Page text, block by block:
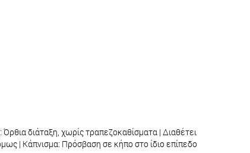
Όρθια διάταξη, χωρίς τραπεζοκαθίσματα | Διαθέτει
| Κάπνισμα: Πρόσβαση σε κήπο στο ίδιο επίπεδο